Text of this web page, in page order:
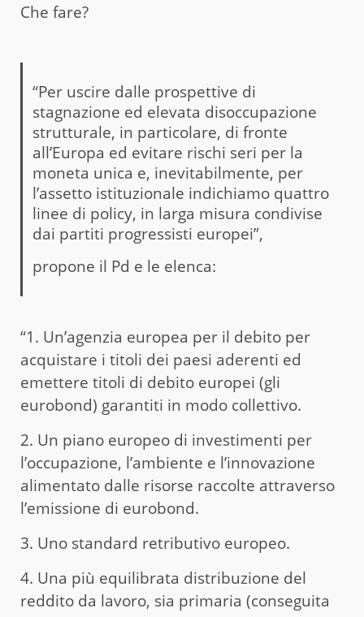
Che fare?
“Per uscire dalle prospettive di
stagnazione ed elevata disoccupazione
strutturale, in particolare, di fronte
all’Europa ed evitare rischi seri per la
moneta unica e, inevitabilmente, per
l’assetto istituzionale indichiamo quattro
linee di policy, in larga misura condivise
dai partiti progressisti europei”,
propone il Pd e le elenca:
“1. Un’agenzia europea per il debito per
acquistare i titoli dei paesi aderenti ed
emettere titoli di debito europei (gli
eurobond) garantiti in modo collettivo.
2. Un piano europeo di investimenti per
l’occupazione, l’ambiente e l’innovazione
alimentato dalle risorse raccolte attraverso
l’emissione di eurobond.
3. Uno standard retributivo europeo.
4. Una più equilibrata distribuzione del
reddito da lavoro, sia primaria (conseguita